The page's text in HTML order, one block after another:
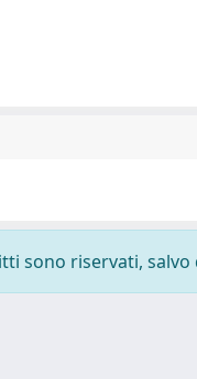
sono riservati, salvo